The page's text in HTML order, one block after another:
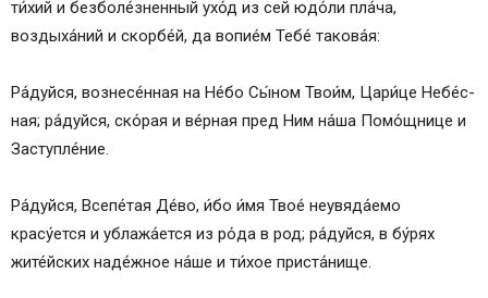
ти́хий и безболе́зненный ухо́д из сей юдо́ли пла́ча,
воздыха́ний и скор­бе́й, да во­пи­е́м Те­бе́ та­ко­ва́я:
Ра́­дуй­ся, вознесе́нная на Не́­бо Сы́­ном Тво­и́м, Ца­ри́­це Не­бе́с­
ная; ра́­дуй­ся, ско́­рая и ве́р­ная пред Ним на́­ша По­мо́щ­ни­це и
За­ступ­ле́­ние.
Ра́­дуй­ся, Все­пе́­тая Де́­во, и́бо и́мя Твое́ неувяда́емо
красу́ется и ублажа́ется из ро́­да в род; ра́­дуй­ся, в бу́рях
жите́йских наде́жное на́­ше и ти́­хое при­ста́­ни­ще.